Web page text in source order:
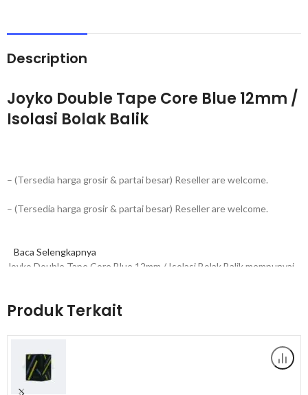
Description
Joyko Double Tape Core Blue 12mm /
Isolasi Bolak Balik
– (Tersedia harga grosir & partai besar) Reseller are welcome.
– (Tersedia harga grosir & partai besar) Reseller are welcome.
Joyko Double Tape Core Blue 12mm / Isolasi Bolak Balik mempunyai
kegunaannya.
Spesifikasi Produk :
Baca Selengkapnya
Produk Terkait